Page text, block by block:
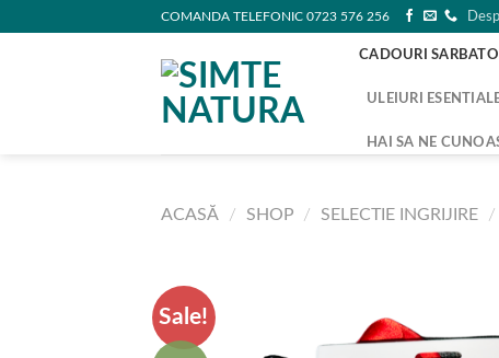
COMANDA TELEFONIC 0723 576 256
CADOURI
ULEIURI
HAI SA NE
ACASĂ / SHOP / SELECTIE INGRIJIRE /
Sale!